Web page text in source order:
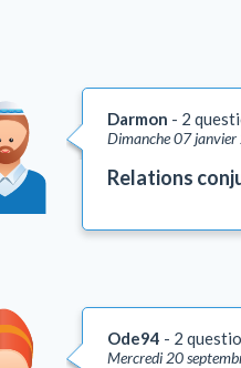
Darmon 2
Dimanche 07
Relations
Ode94 2
Mercredi 20